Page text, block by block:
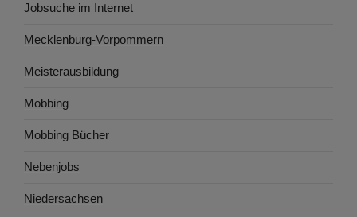
Jobsuche im Internet
Mecklenburg-Vorpommern
Meisterausbildung
Mobbing
Mobbing Bücher
Nebenjobs
Niedersachsen